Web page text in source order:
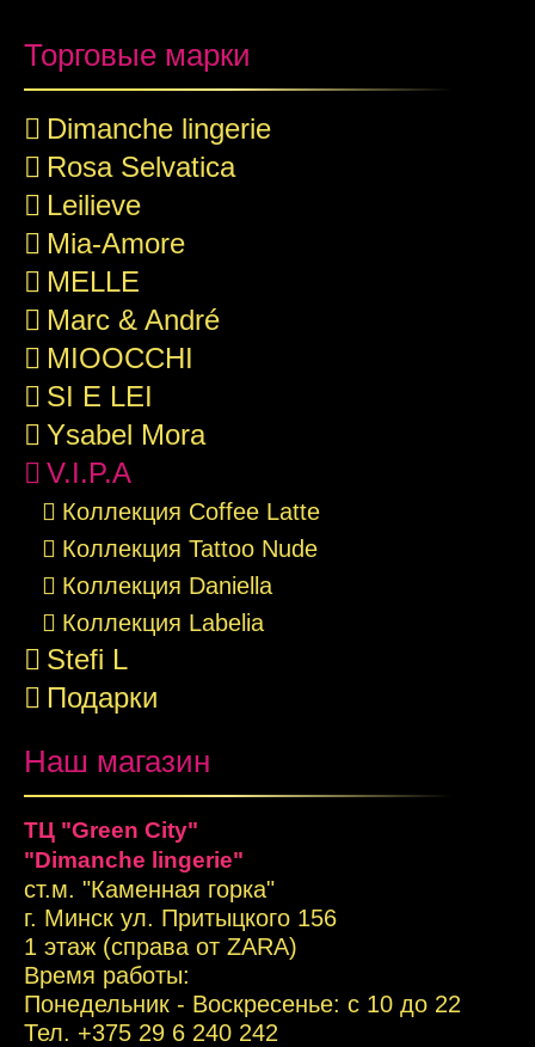
Торговые марки
Dimanche lingerie
Rosa Selvatica
Leilieve
Mia-Amore
MELLE
Marc & André
MIOOCCHI
SI E LEI
Ysabel Mora
V.I.P.A
Коллекция Coffee Latte
Коллекция Tattoo Nude
Коллекция Daniella
Коллекция Labelia
Stefi L
Подарки
Наш магазин
ТЦ "Green City"
"Dimanche lingerie"
ст.м. "Каменная горка"
г. Минск ул. Притыцкого 156
1 этаж (справа от ZARA)
Время работы:
Понедельник - Воскресенье: с 10 до 22
Тел. +375 29 6 240 242